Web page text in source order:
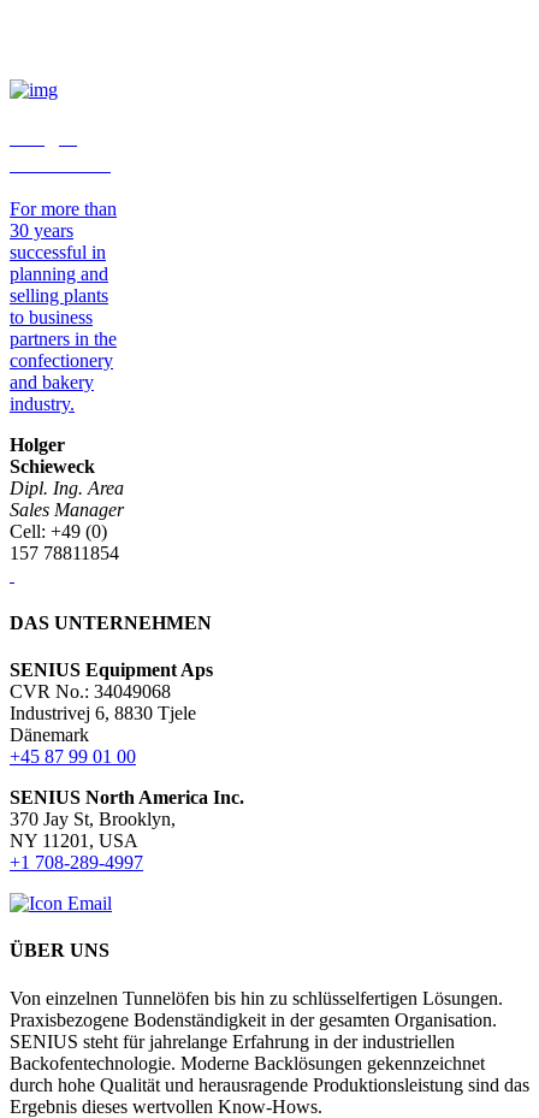
For more than
30 years
successful in
planning and
selling plants
to business
partners in the
confectionery
and bakery
industry.
Holger
Schieweck
Dipl. Ing. Area
Sales Manager
Cell: +49 (0)
157 78811854
DAS UNTERNEHMEN
SENIUS Equipment Aps
CVR No.: 34049068
Industrivej 6, 8830 Tjele
Dänemark
+45 87 99 01 00
SENIUS North America Inc.
370 Jay St, Brooklyn,
NY 11201, USA
+1 708-289-4997
ÜBER UNS
Von einzelnen Tunnelöfen bis hin zu schlüsselfertigen Lösungen.
Praxisbezogene Bodenständigkeit in der gesamten Organisation.
SENIUS steht für jahrelange Erfahrung in der industriellen
Backofentechnologie. Moderne Backlösungen gekennzeichnet
durch hohe Qualität und herausragende Produktionsleistung sind das
Ergebnis dieses wertvollen Know-Hows.